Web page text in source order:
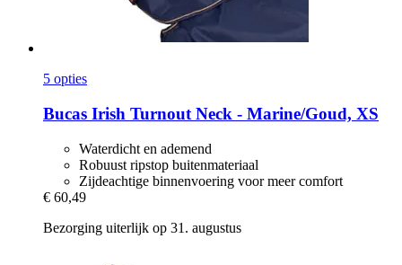
5 opties
Bucas Irish Turnout Neck -​ Marine/Goud, XS
Waterdicht en ademend
Robuust ripstop buitenmateriaal
Zijdeachtige binnenvoering voor meer comfort
€ 60,49
Bezorging uiterlijk op 31. augustus